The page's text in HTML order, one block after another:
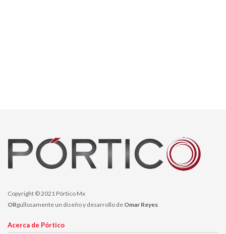
Copyright © 2021 Pórtico Mx
ORgullosamente un diseño y desarrollo de Omar Reyes
Acerca de Pórtico